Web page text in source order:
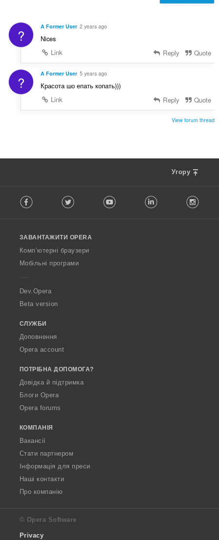
? A Former User 2 years ago
Nices
Link
Reply Quote
? A Former User 5 years ago
Красота шо епать копать)))
Link
Reply Quote
View forum thread
Угору
o
w
O
p
a
Facebook Twitter Youtube LinkedIn
ЗАВАНТАЖИТИ OPERA
Комп’ютерні браузери
Мобільні програми
Dev.Opera
Beta version
СЛУЖБИ
Доповнення
Opera account
ПОТРІБНА ДОПОМОГА?
Довідка й підтримка
Блоги Opera
Opera forums
КОМПАНІЯ
Вакансії
Стати партнером
Інформація для преси
Наші контакти
Про компанію
© Opera Software
Privacy